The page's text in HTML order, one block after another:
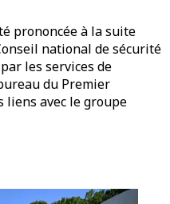
prononcée à la suite
national de sécurité
les services de
du Premier
liens avec le groupe